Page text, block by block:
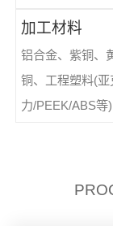
加工材料
铝合金、紫铜、
铜、工程塑料(亚
力/PEEK/ABS等)